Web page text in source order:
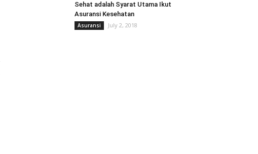
Sehat adalah Syarat Utama Ikut
Asuransi Kesehatan
Asuransi July 2, 2018